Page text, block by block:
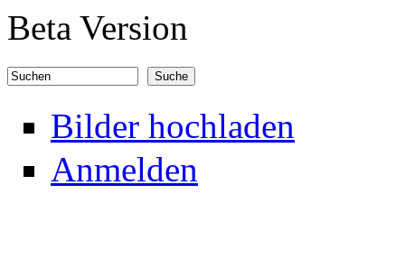
Direkt zum Inhalt
Beta Version
Suchformular
Bilder hochladen
Anmelden